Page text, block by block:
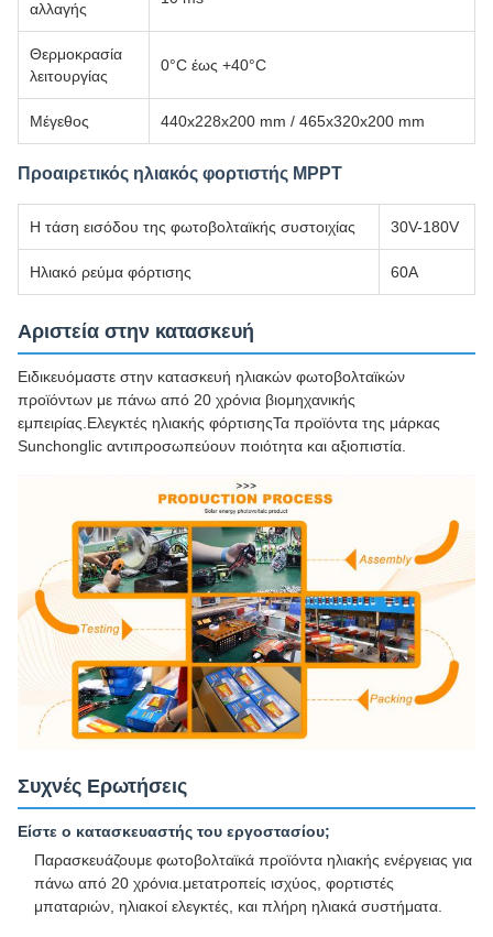
αλλαγής
Θερμοκρασία
λειτουργίας
0°C έως +40°C
Μέγεθος 440x228x200 mm / 465x320x200 mm
Προαιρετικός ηλιακός φορτιστής MPPT
Η τάση εισόδου της φωτοβολταϊκής συστοιχίας 30V-180V
Ηλιακό ρεύμα φόρτισης 60A
Αριστεία στην κατασκευή
Ειδικευόμαστε στην κατασκευή ηλιακών φωτοβολταϊκών
προϊόντων με πάνω από 20 χρόνια βιομηχανικής
εμπειρίας.Ελεγκτές ηλιακής φόρτισηςΤα προϊόντα της μάρκας
Sunchonglic αντιπροσωπεύουν ποιότητα και αξιοπιστία.
Συχνές Ερωτήσεις
Είστε ο κατασκευαστής του εργοστασίου;
Παρασκευάζουμε φωτοβολταϊκά προϊόντα ηλιακής ενέργειας για
πάνω από 20 χρόνια.μετατροπείς ισχύος, φορτιστές
μπαταριών, ηλιακοί ελεγκτές, και πλήρη ηλιακά συστήματα.